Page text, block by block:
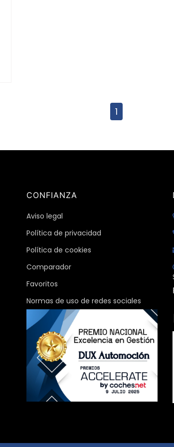
1
CONFIANZA
Aviso legal
Política de privacidad
Política de cookies
Comparador
Favoritos
Normas de uso de redes sociales